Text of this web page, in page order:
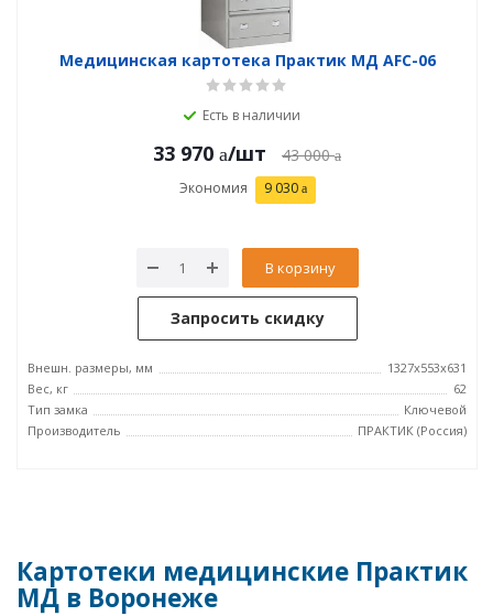
Медицинская картотека Практик МД AFC-06
Есть в наличии
33 970 /шт 43 000
Экономия 9 030
В корзину
Запросить скидку
Внешн. размеры, мм
1327x553x631
Вес, кг
62
Тип замка
Ключевой
Производитель
ПРАКТИК (Россия)
Картотеки медицинские Практик
МД в Воронеже